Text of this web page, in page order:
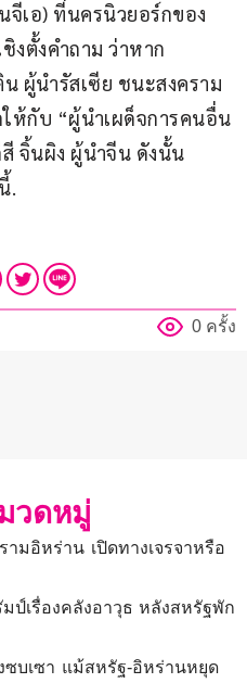
เอ) ที่นครนิวยอร์กของ
งตั้งคำถาม ว่าหาก
ผู้นำรัสเซีย ชนะสงคราม
ห้กับ “ผู้นำเผด็จการคนอื่น
จิ้นผิง ผู้นำจีน ดังนั้น
.
0 ครั้ง
วดหมู่
มอิหร่าน เปิดทางเจรจาหรือ
ป์เรื่องคลังอาวุธ หลังสหรัฐพัก
ซบเซา แม้สหรัฐ-อิหร่านหยุด